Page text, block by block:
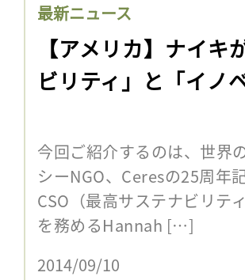
最新ニュース
【アメリカ】ナイキ
ビリティ」と「イノ
今回ご紹介するのは、世界
シーNGO、Ceresの25周年
CSO（最高サステナビリテ
を務めるHannah […]
2014/09/10